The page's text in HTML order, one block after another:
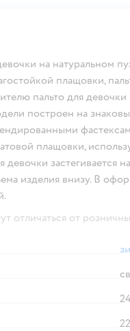
на натуральном
плащовки,
пальто для
построен на
плащовки,
девочки
изделия внизу. В
отличаться от